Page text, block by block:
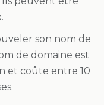
son nom de
de domaine est
et coûte entre 10